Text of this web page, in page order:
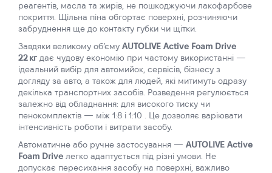
реагентів, масла та жирів, не пошкоджуючи лакофарбове
покриття. Щільна піна обгортає поверхні, розчиняючи
забруднення ще до контакту губки чи щітки.
Завдяки великому об’єму AUTOLIVE Active Foam Drive
22 кг дає чудову економію при частому використанні —
ідеальний вибір для автомийок, сервісів, бізнесу з
догляду за авто, а також для людей, які митимуть одразу
декілька транспортних засобів. Розведення регулюється
залежно від обладнання: для високого тиску чи
пенокомплектів — між 1:8 і 1:10 . Це дозволяє варіювати
інтенсивність роботи і витрати засобу.
Автоматичне або ручне застосування — AUTOLIVE Active
Foam Drive легко адаптується під різні умови. Не
допускає пересихання засобу на поверхні, важливо